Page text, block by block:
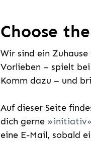
Choose
Wir sind ein
Vorlieben – spielt
Komm dazu – und
Auf dieser Seite
dich gerne
initiativ
eine E-Mail, sobald